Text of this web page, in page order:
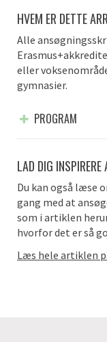
HVEM ER DETTE
Alle
eller
gymnasier.
PROGRAM
LAD DIG
Du kan også læse
gang med at
som i artiklen
hvorfor det er så
Læs hele artiklen